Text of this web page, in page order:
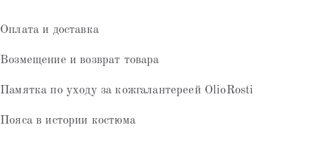
Оплата и доставка
Возмещение и возврат товара
Памятка по уходу за кожгалантереей OlioRosti
Пояса в истории костюма